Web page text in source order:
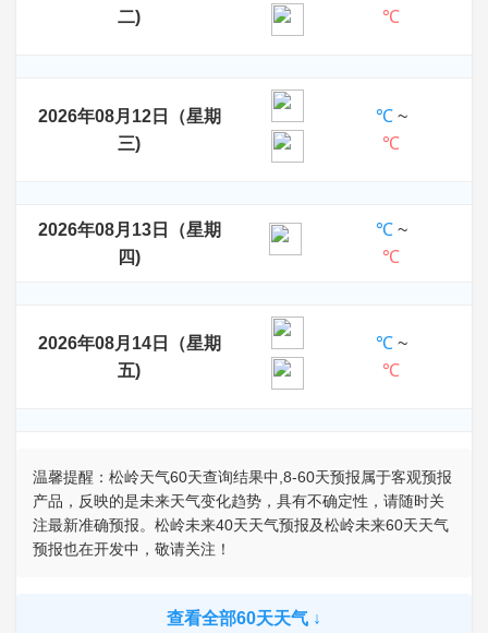
二)
℃
2026年08月12日（星期
三)
℃~
℃
2026年08月13日（星期
四)
℃~
℃
2026年08月14日（星期
五)
℃~
℃
温馨提醒：松岭天气60天查询结果中,8-60天预报属于客观预报
产品，反映的是未来天气变化趋势，具有不确定性，请随时关
注最新准确预报。松岭未来40天天气预报及松岭未来60天天气
预报也在开发中，敬请关注！
查看全部60天天气 ↓